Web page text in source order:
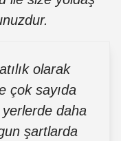
olarak
çok sayıda
yerlerde daha
şartlarda